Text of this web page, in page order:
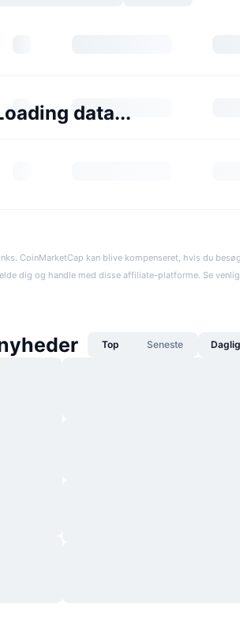
data...
CoinMarketCap kan blive kompenseret, hvis du
dig og handle med disse affiliate-platforme. Se
Top Seneste